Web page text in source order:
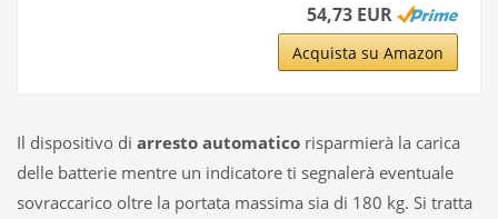
54,73 EUR
Acquista su Amazon
Il dispositivo di arresto automatico risparmierà la carica
delle batterie mentre un indicatore ti segnalerà eventuale
sovraccarico oltre la portata massima sia di 180 kg. Si tratta